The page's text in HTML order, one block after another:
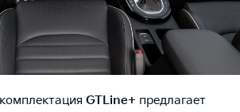
GTLine+ предлагает